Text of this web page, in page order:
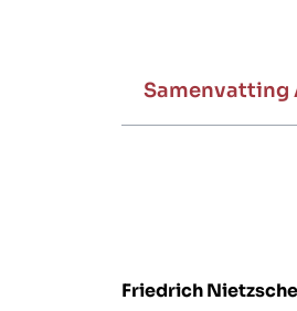
Samenvatting
Friedrich